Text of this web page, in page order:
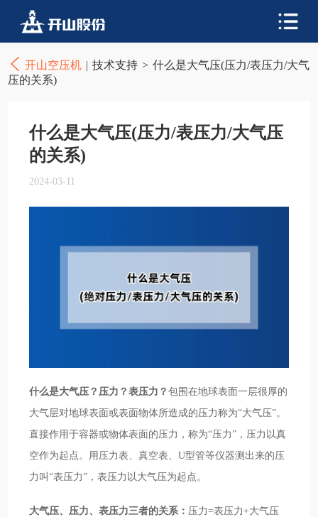
开山空压机 | 技术支持 > 什么是大气压(压力/表压力/大气
压的关系)
什么是大气压(压力/表压力/大气压
的关系)
2024-03-11
什么是大气压？压力？表压力？包围在地球表面一层很厚的
大气层对地球表面或表面物体所造成的压力称为“大气压”。
直接作用于容器或物体表面的压力，称为“压力”，压力以真
空作为起点。用压力表、真空表、U型管等仪器测出来的压
力叫“表压力”，表压力以大气压为起点。
大气压、压力、表压力三者的关系： 压力=表压力+大气压